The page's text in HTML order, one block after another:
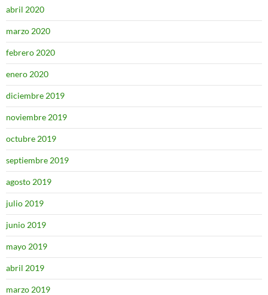
abril 2020
marzo 2020
febrero 2020
enero 2020
diciembre 2019
noviembre 2019
octubre 2019
septiembre 2019
agosto 2019
julio 2019
junio 2019
mayo 2019
abril 2019
marzo 2019